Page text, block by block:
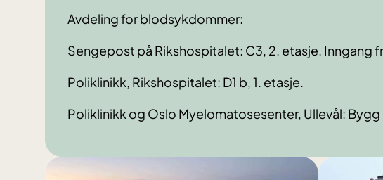
Avdeling for blodsykdommer:
Sengepost på Rikshospitalet: C3, 2. etasje. Inngang
Poliklinikk, Rikshospitalet: D1 b, 1. etasje.
Poliklinikk og Oslo Myelomatosesenter, Ullevål: Bygg